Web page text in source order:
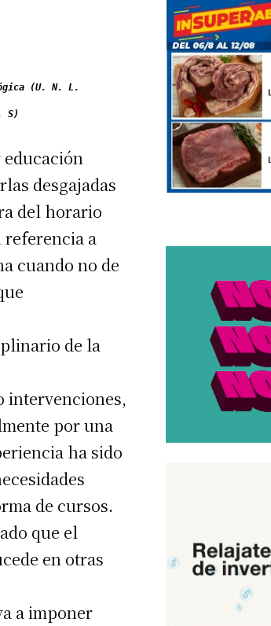
(U. N. L.
S)
educación
desgajadas
del horario
referencia a
cuando no de
de la
intervenciones,
por una
ha sido
de cursos.
que el
en otras
a imponer